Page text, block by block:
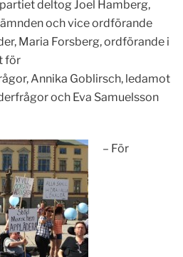
deltog Joel Hamberg,
och vice ordförande
Maria Forsberg, ordförande i
för
Annika Goblirsch, ledamot
och Eva Samuelsson
– För